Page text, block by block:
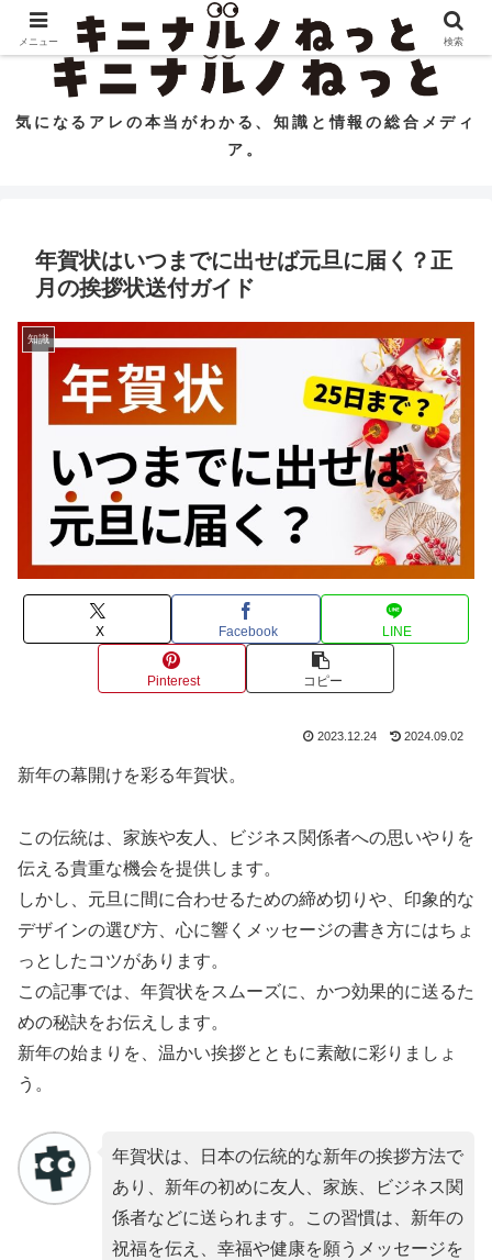
コンテンツへスキップ
気になるアレの本当がわかる、知識と情報の総合メディ
ア。
年賀状はいつまでに出せば元旦に届く？正
月の挨拶状送付ガイド
知識
X Facebook LINE
Pinterest コピー
2023.12.24 2024.09.02
新年の幕開けを彩る年賀状。
この伝統は、家族や友人、ビジネス関係者への思いやりを
伝える貴重な機会を提供します。
しかし、元旦に間に合わせるための締め切りや、印象的な
デザインの選び方、心に響くメッセージの書き方にはちょ
っとしたコツがあります。
この記事では、年賀状をスムーズに、かつ効果的に送るた
めの秘訣をお伝えします。
新年の始まりを、温かい挨拶とともに素敵に彩りましょ
う。
年賀状は、日本の伝統的な新年の挨拶方法で
あり、新年の初めに友人、家族、ビジネス関
係者などに送られます。この習慣は、新年の
祝福を伝え、幸福や健康を願うメッセージを
メニュー 検索